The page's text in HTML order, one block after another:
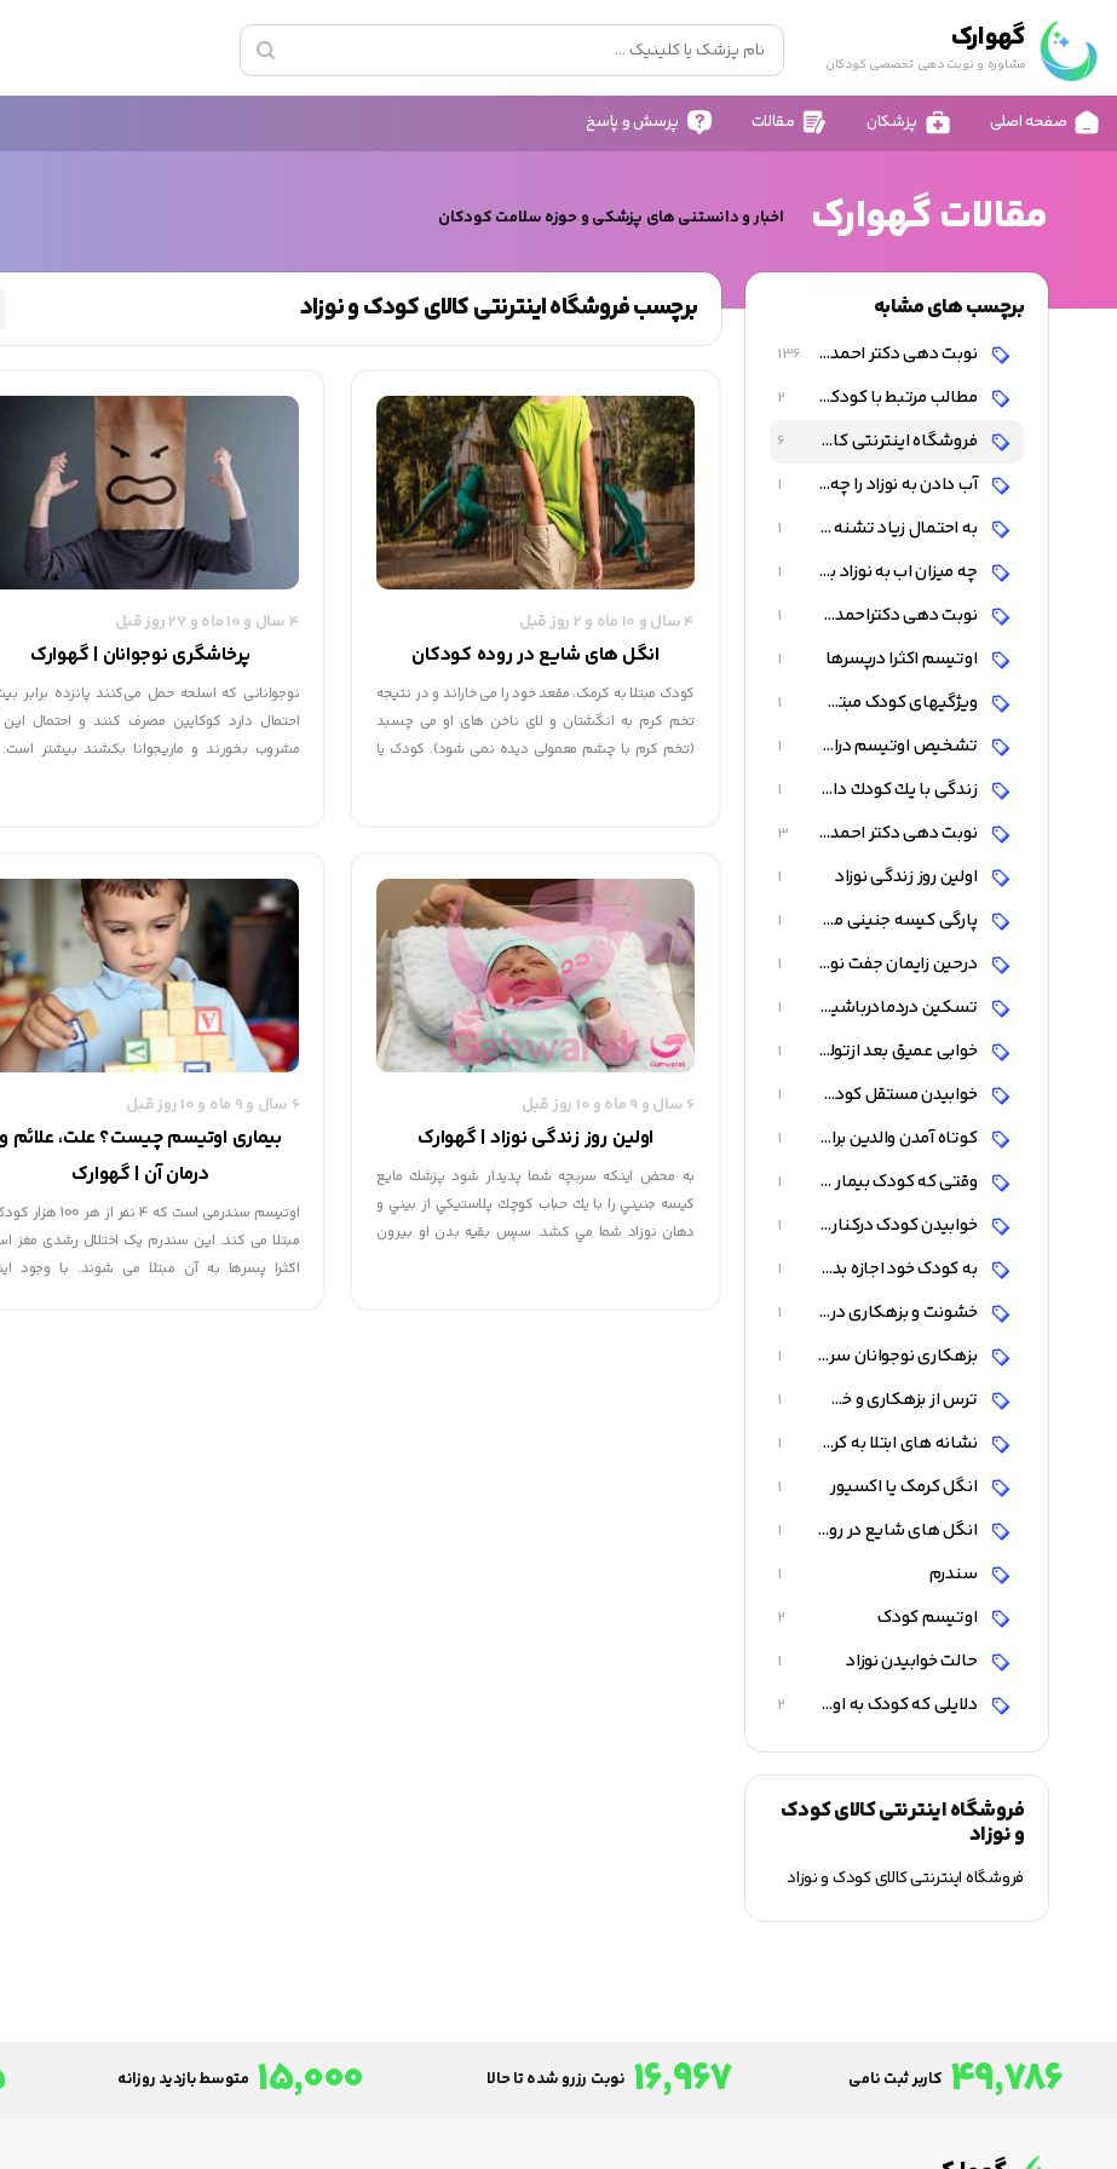
گهوارک
مشاوره و نوبت دهی تخصصی کودکان
صفحه اصلی پزشکان مقالات پرسش و پاسخ
مقالات گهوارک اخبار و دانستنی های پزشکی و حوزه سلامت کودکان
برچسب های مشابه
نوبت دهی دکتر احمد شاه فرهت 136
مطالب مرتبط با کودکان 2
فروشگاه اینترنتی کالای کودک و نوزاد 6
آب دادن به نوزاد را چه زمانی و چگونه اغاز کنیم 1
به احتمال زیاد تشنه است نه گرسنه 1
چه میزان اب به نوزاد بدهیم 1
نوبت دهی دکتراحمدشاه فرهت 1
اوتیسم اکثرا درپسرها 1
ویژگیهای کودک مبتلا به اوتیسم 1
تشخیص اوتیسم دراوایل تولد 1
زندگی با يك كودك داراي اتوتیسم 1
نوبت دهی دکتر احمدشاه فرهت 3
اولين روز زندگی نوزاد 1
پارگی کیسه جنینی موقع زایمان 1
درحین زایمان جفت نوزاد جدا میشود 1
تسکین دردمادرباشیرخوردن نوزاد 1
خوابی عمیق بعد ازتولد برای نوزاد 1
خوابيدن مستقل كودک يا با والدين 1
كوتاه آمدن والدين براي رهايي از ناراحتی های هنگام خواب 1
وقتی که کودک بیمار است 1
خوابیدن کودک دركنار والدين 1
به کودک خود اجازه بدهید تا میان شما و همسرتان بخوابد 1
خشونت و بزهکاری در نوجوانان 1
بزهکاری نوجوانان سر به فلک کشیده 1
ترس از بزهکاری و خشونت بر جریان عادی زندگی 1
نشانه های ابتلا به کرم آسکاریس 1
انگل کرمک یا اکسیور 1
انگل های شایع در روده کودکان 1
سندرم 1
اوتیسم کودک 2
حالت خوابیدن نوزاد 1
دلایلی که کودک به اوتیسم مبتلا شود 2
فروشگاه اینترنتی کالای کودک
و نوزاد
فروشگاه اینترنتی کالای کودک و نوزاد
برچسب فروشگاه اینترنتی کالای کودک و نوزاد
4 سال و 10 ماه و 2 روز قبل
انگل های شایع در روده کودکان
کودک مبتلا به کرمک، مقعد خود را می خاراند و در نتیجه
تخم کرم به انگشتان و لای ناخن های او می چسبد
(تخم کرم با چشم معمولی دیده نمی شود). کودک یا
4 سال و 10 ماه و 27 روز قبل
پرخاشگری نوجوانان | گهوارک
نوجوانانی که اسلحه حمل می‌کنند پانزده برابر
احتمال دارد کوکایین مصرف کنند و احتمال
مشروب بخورند و ماريجوانا بکشند بیشتر
6 سال و 9 ماه و 10 روز قبل
اولین روز زندگی نوزاد | گهوارک
به محض اينكه سربچه شما پديدار شود پزشك مايع
كيسه جنيني را با يك حباب كوچك پلاستيكي از بيني و
دهان نوزاد شما مي كشد. سپس بقيه بدن او بيرون
6 سال و 9 ماه و 10 روز قبل
بیماری اوتیسم چیست؟ علت، علائم و
درمان آن | گهوارک
اوتیسم سندرمی است که 4 نفر از هر
مبتلا می کند. این سندرم یک اختلال رشدی مغز
اکثرا پسرها به آن مبتلا می شوند. با وجود
49,786 کاربر ثبت نامی 16,967 نوبت رزرو شده تا حالا 15,000 متوسط بازدید روزانه